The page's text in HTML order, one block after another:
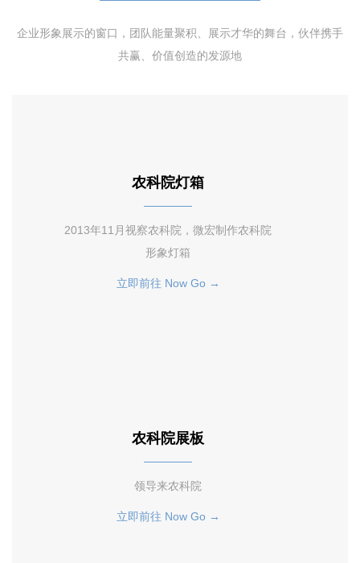
企业形象展示的窗口，团队能量聚积、展示才华的舞台，伙伴携手
共赢、价值创造的发源地
农科院灯箱
2013年11月视察农科院，微宏制作农科院
形象灯箱
立即前往 Now Go →
农科院展板
领导来农科院
立即前往 Now Go →